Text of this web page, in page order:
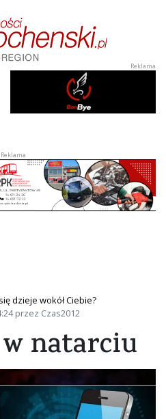
dzieje wokół Ciebie?
przez Czas2012
natarciu